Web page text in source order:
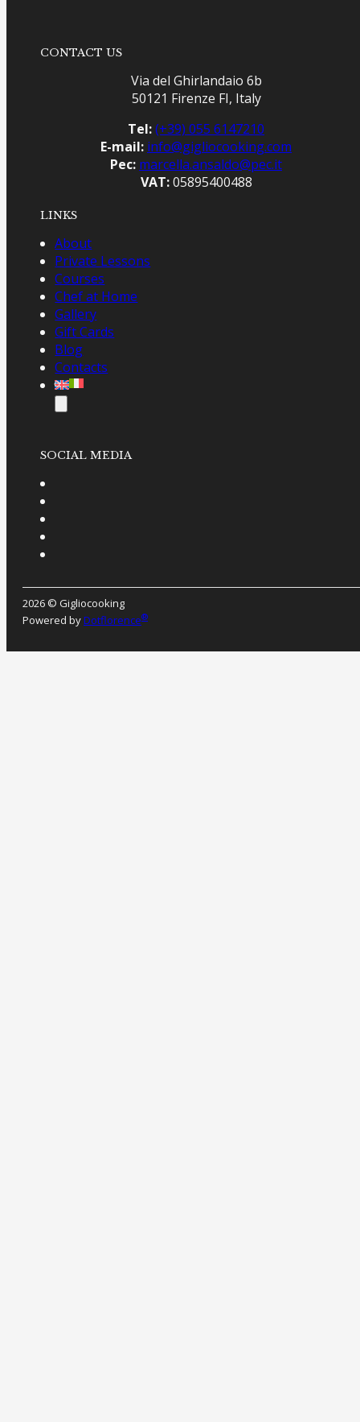
CONTACT US
Via del Ghirlandaio 6b
50121 Firenze FI, Italy
Tel:(+39) 055 6147210
E-mail: info@gigliocooking.com
Pec: marcella.ansaldo@pec.it
VAT:05895400488
LINKS
About
Private Lessons
Courses
Chef at Home
Gallery
Gift Cards
Blog
Contacts
SOCIAL MEDIA
2026 © Gigliocooking
Powered byDotflorence®